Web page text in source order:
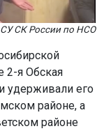
СК России по НСО
2-я Обская
удерживали его
районе, а
районе